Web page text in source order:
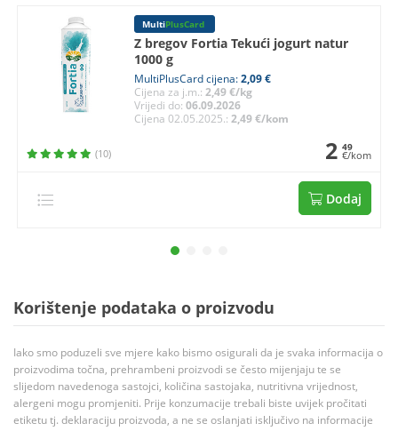
MultiPlusCard
Z bregov Fortia Tekući jogurt natur
1000 g
MultiPlusCard cijena:2,09 €
Cijena za j.m.: 2,49 €/kg
Vrijedi do: 06.09.2026
Cijena 02.05.2025.: 2,49 €/kom
(10) 2 49
€/kom
Dodaj
Korištenje podataka o proizvodu
Iako smo poduzeli sve mjere kako bismo osigurali da je svaka informacija o
proizvodima točna, prehrambeni proizvodi se često mijenjaju te se
slijedom navedenoga sastojci, količina sastojaka, nutritivna vrijednost,
alergeni mogu promjeniti. Prije konzumacije trebali biste uvijek pročitati
etiketu tj. deklaraciju proizvoda, a ne se oslanjati isključivo na informacije